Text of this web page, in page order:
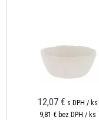
12,07 € s DPH / ks
9,81 € bez DPH / ks